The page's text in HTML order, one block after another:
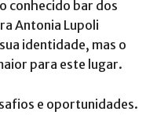
conhecido bar dos
Antonia Lupoli
identidade, mas o
para este lugar.
e oportunidades.